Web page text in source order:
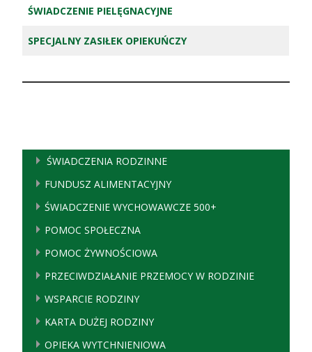
ŚWIADCZENIE PIELĘGNACYJNE
SPECJALNY ZASIŁEK OPIEKUŃCZY
ŚWIADCZENIA RODZINNE
FUNDUSZ ALIMENTACYJNY
ŚWIADCZENIE WYCHOWAWCZE 500+
POMOC SPOŁECZNA
POMOC ŻYWNOŚCIOWA
PRZECIWDZIAŁANIE PRZEMOCY W RODZINIE
WSPARCIE RODZINY
KARTA DUŻEJ RODZINY
OPIEKA WYTCHNIENIOWA